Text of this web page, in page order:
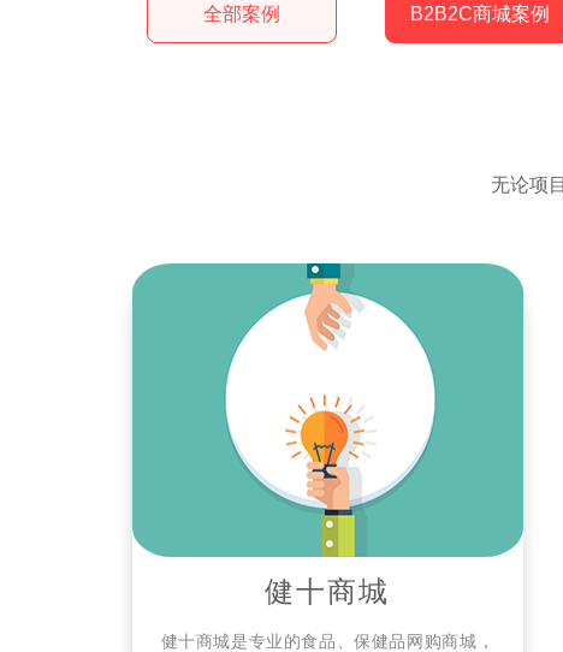
全部案例 B2B2C商城案例
无论项
健十商城
健十商城是专业的食品、保健品网购商城，